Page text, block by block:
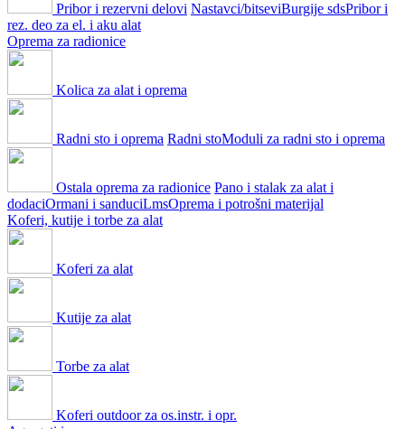
Pribor i rezervni delovi Nastavci/bitseviBurgije sdsPribor i
rez. deo za el. i aku alat
Oprema za radionice
Kolica za alat i oprema
Radni sto i oprema Radni stoModuli za radni sto i oprema
Ostala oprema za radionice Pano i stalak za alat i
dodaciOrmani i sanduciLmsOprema i potrošni materijal
Koferi, kutije i torbe za alat
Koferi za alat
Kutije za alat
Torbe za alat
Koferi outdoor za os.instr. i opr.